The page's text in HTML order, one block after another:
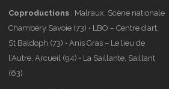
Coproductions: Malraux, Scène nationale
Chambéry Savoie (73) • LBO – Centre d’art,
St Baldoph (73) • Anis Gras – Le lieu de
l’Autre, Arcueil (94) • La Saillante, Saillant
(63)